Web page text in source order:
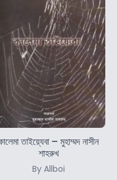
তাইয়্যেবা – মুহাম্মদ নাসীন
শাহরুখ
By Allboi